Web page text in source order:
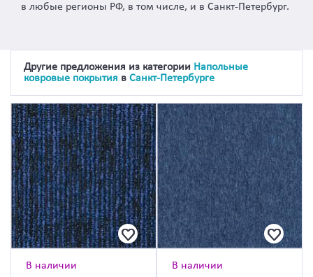
в любые регионы РФ, в том числе, и в Санкт-Петербург.
Другие предложения из категории Напольные
ковровые покрытия в Санкт-Петербурге
В наличии В наличии